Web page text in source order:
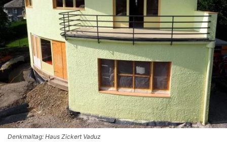
Denkmaltag: Haus Zickert Vaduz